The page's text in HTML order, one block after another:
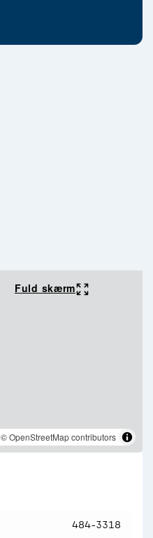
Fuld skærm
© OpenStreetMap contributors
484-3318